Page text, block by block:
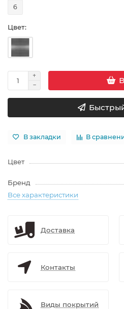
6
Цвет:
В закладки В
Цвет
Бренд
Все характеристики
Доставка
Контакты
Виды покрытий